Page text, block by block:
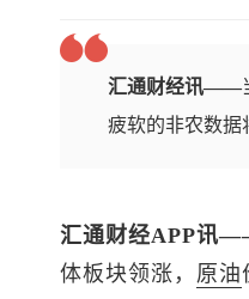
汇通财经讯——
疲软的非农数据
汇通财经APP讯
体板块领涨， 原油